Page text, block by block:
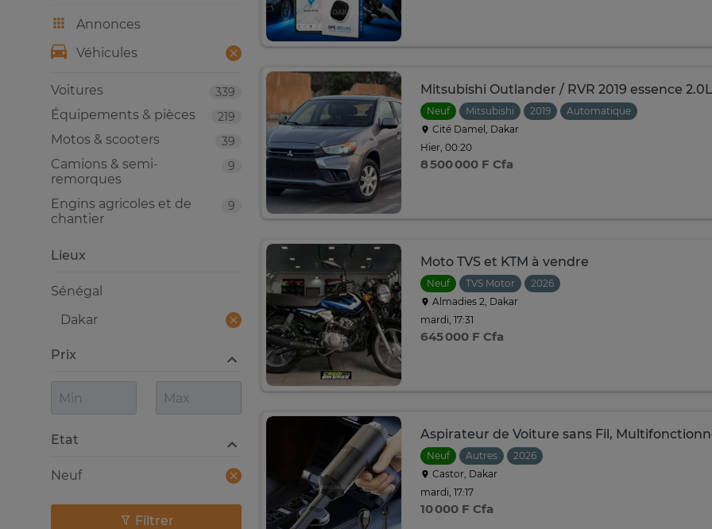
Mitsubishi Outlander / RVR 2019 essence 2.0L
Neuf Mitsubishi 2019
Automatique
Cité Damel, Dakar
Hier, 00:20
8 500 000 F Cfa
Moto TVS et KTM à vendre
Neuf TVS Motor
2026
Almadies 2, Dakar
mardi, 17:31
645 000 F Cfa
Aspirateur de Voiture sans Fil,
Neuf Autres
2026
Castor, Dakar
mardi, 17:17
10 000 F Cfa
Annonces
Véhicules
339
Voitures
219
Équipements & pièces
39
Motos & scooters
9
Camions & semi-
remorques
9
Engins agricoles et de
chantier
Lieux
Sénégal
Dakar
Prix
Etat
Neuf
Filtrer